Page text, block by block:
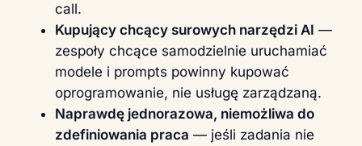
call.
Kupujący chcący surowych narzędzi AI —
zespoły chcące samodzielnie uruchamiać
modele i prompts powinny kupować
oprogramowanie, nie usługę zarządzaną.
Naprawdę jednorazowa, niemożliwa do
zdefiniowania praca — jeśli zadania nie